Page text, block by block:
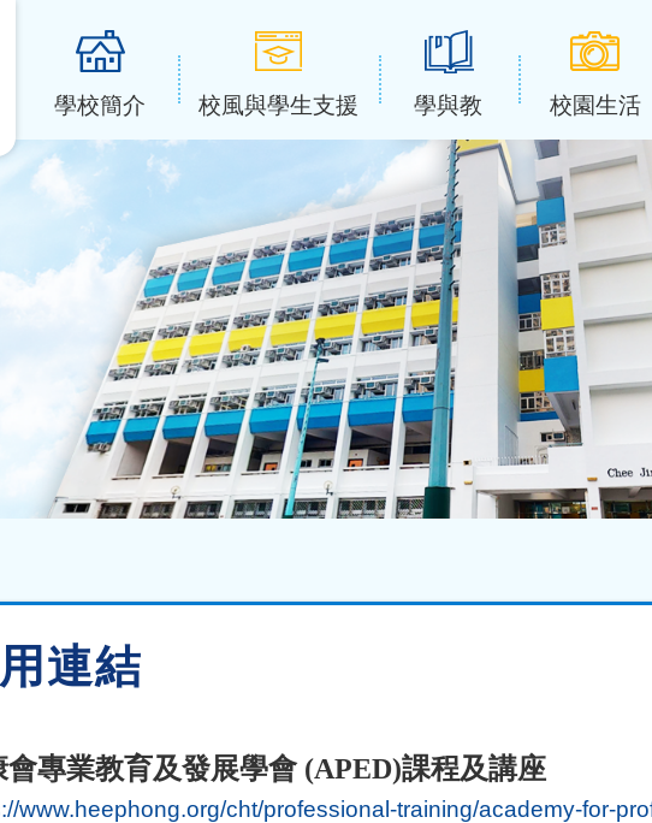
學校簡介 校風與學生支援 學與教 校園生活
連結
會專業教育及發展學會(APED)課程及講座
www.heephong.org/cht/professional-training/academy-for-